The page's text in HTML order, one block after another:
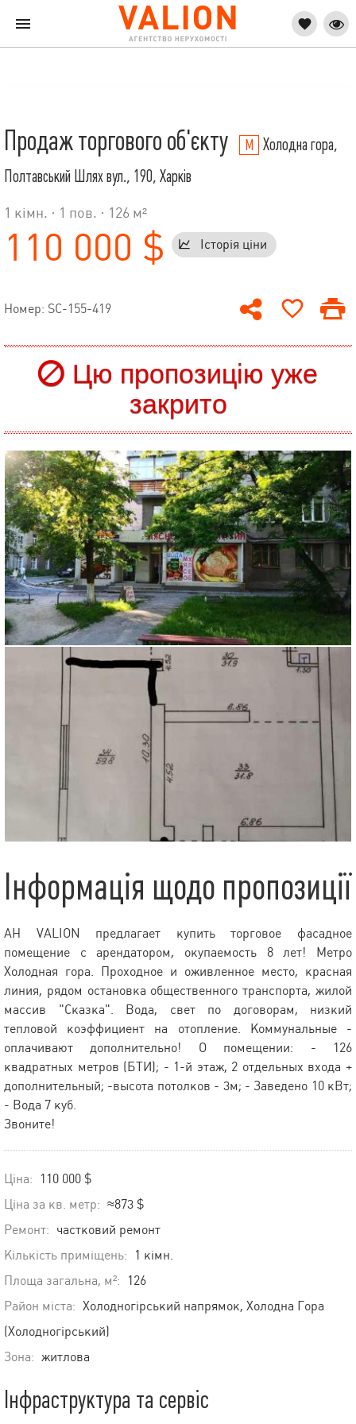
Продаж торгового об'єкту
Холодна гора,
Полтавський Шлях вул., 190, Харків
1 кімн. · 1 пов. · 126 м²
110 000 $ Історія ціни
Номер: SC-155-419
Цю пропозицію уже
закрито
Інформація щодо пропозиції
АН VALION предлагает купить торговое фасадное
помещение с арендатором, окупаемость 8 лет! Метро
Холодная гора. Проходное и оживленное место, красная
линия, рядом остановка общественного транспорта, жилой
массив "Сказка". Вода, свет по договорам, низкий
тепловой коэффициент на отопление. Коммунальные -
оплачивают дополнительно! О помещении: - 126
квадратных метров (БТИ); - 1-й этаж, 2 отдельных входа +
дополнительный; -высота потолков - 3м; - Заведено 10 кВт;
- Вода 7 куб.
Звоните!
Ціна:
110 000 $
Ціна за кв. метр: ≈873 $
Ремонт: частковий ремонт
Кількість приміщень:
1 кімн.
Площа загальна, м²:
126
Район міста: Холодногірський напрямок, Холодна Гора
(Холодногірський)
Зона: житлова
Інфраструктура та сервіс